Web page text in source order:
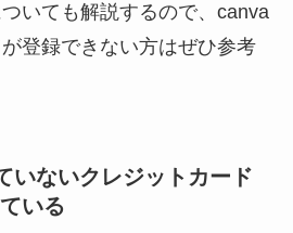
いても解説するので、canva
登録できない方はぜひ参考
いないクレジットカード
いる